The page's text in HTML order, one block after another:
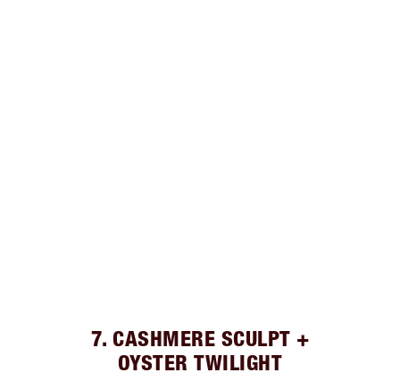
7. CASHMERE SCULPT +
OYSTER TWILIGHT